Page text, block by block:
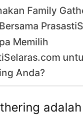
Family
Memilih
Anda?